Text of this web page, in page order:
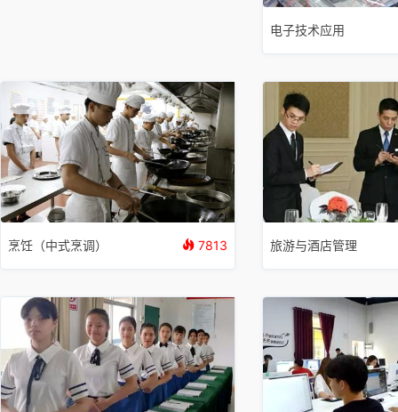
电子技术应用
烹饪（中式烹调） 7813 旅游与酒店管理